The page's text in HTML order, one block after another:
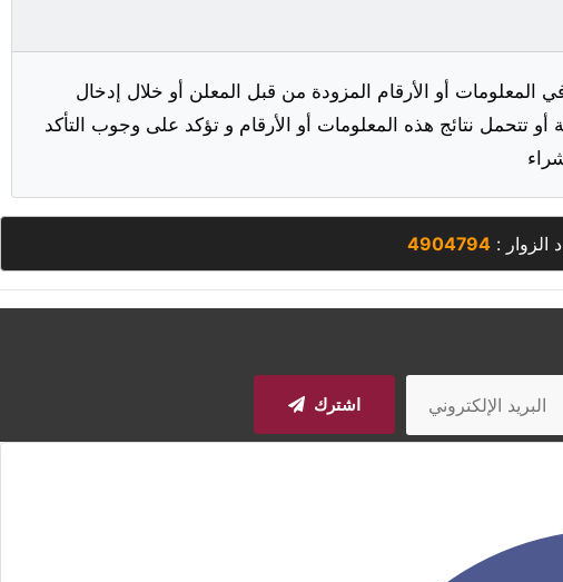
أو الأرقام المزودة من قبل المعلن أو خلال إدخال
تتحمل نتائج هذه المعلومات أو الأرقام و تؤكد على وجوب التأكد
الزوار : 4904794
اشترك